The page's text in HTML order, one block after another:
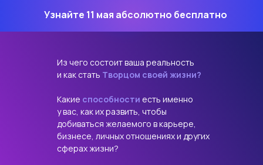
Из чего состоит ваша реальность
и как стать Творцом своей жизни?
Какие способности есть именно
у вас, как их развить, чтобы
добиваться желаемого в карьере,
бизнесе, личных отношениях и других
сферах жизни?
Узнайте 11 мая абсолютно бесплатно